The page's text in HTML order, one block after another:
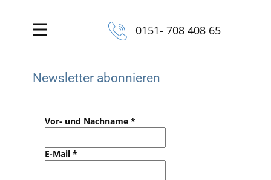
0151- 708 408 65
Newsletter abonnieren
Vor- und Nachname *
E-Mail *